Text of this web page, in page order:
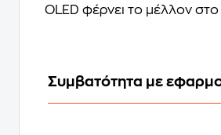
OLED φέρνει το μέλλον
Συμβατότητα με